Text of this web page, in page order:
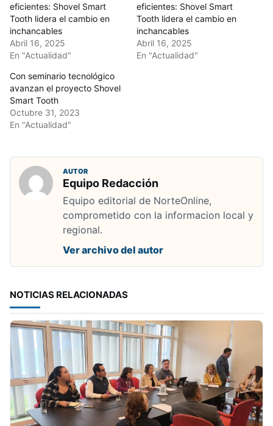
eficientes: Shovel Smart
Tooth lidera el cambio en
inchancables
Abril 16, 2025
En "Actualidad"
eficientes: Shovel Smart
Tooth lidera el cambio en
inchancables
Abril 16, 2025
En "Actualidad"
Con seminario tecnológico
avanzan el proyecto Shovel
Smart Tooth
Octubre 31, 2023
En "Actualidad"
AUTOR
Equipo Redacción
Equipo editorial de NorteOnline,
comprometido con la informacion local y
regional.
Ver archivo del autor
NOTICIAS RELACIONADAS